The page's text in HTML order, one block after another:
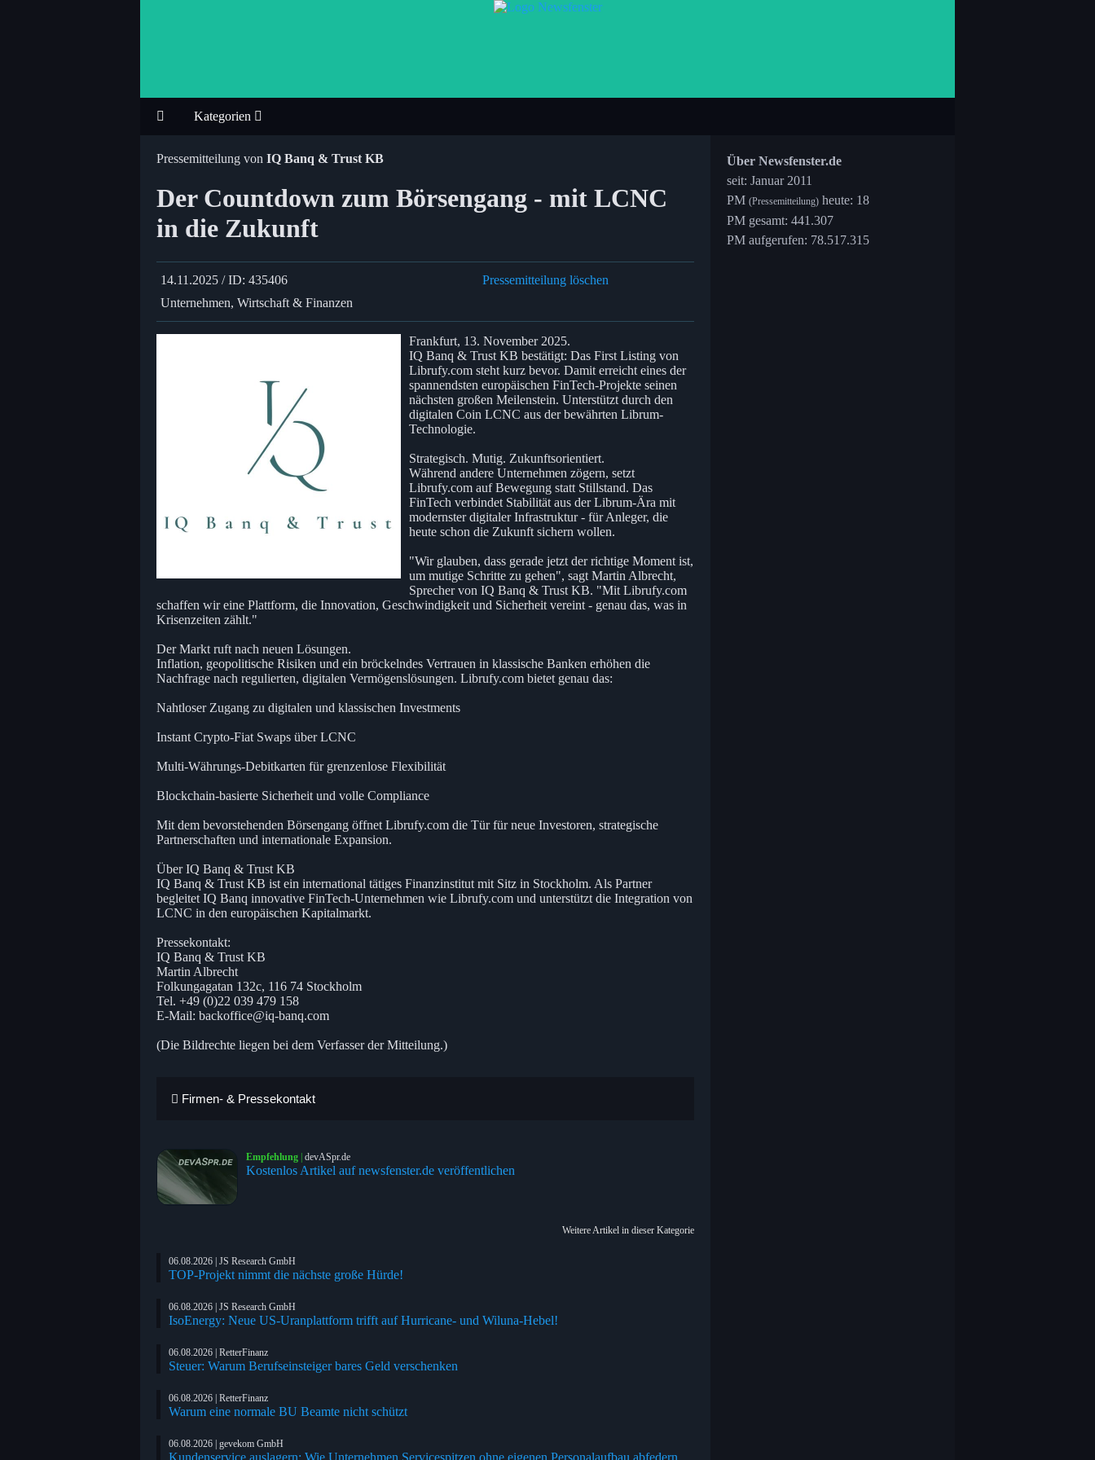
Kategorien
Pressemitteilung von IQ Banq & Trust KB
Der Countdown zum Börsengang - mit LCNC
in die Zukunft
14.11.2025 / ID: 435406
Pressemitteilung löschen
Unternehmen, Wirtschaft & Finanzen
Frankfurt, 13. November 2025.
IQ Banq & Trust KB bestätigt: Das First Listing von
Librufy.com steht kurz bevor. Damit erreicht eines der
spannendsten europäischen FinTech-Projekte seinen
nächsten großen Meilenstein. Unterstützt durch den
digitalen Coin LCNC aus der bewährten Librum-
Technologie.
Strategisch. Mutig. Zukunftsorientiert.
Während andere Unternehmen zögern, setzt
Librufy.com auf Bewegung statt Stillstand. Das
FinTech verbindet Stabilität aus der Librum-Ära mit
modernster digitaler Infrastruktur - für Anleger, die
heute schon die Zukunft sichern wollen.
"Wir glauben, dass gerade jetzt der richtige Moment ist,
um mutige Schritte zu gehen", sagt Martin Albrecht,
Sprecher von IQ Banq & Trust KB. "Mit Librufy.com
schaffen wir eine Plattform, die Innovation, Geschwindigkeit und Sicherheit vereint - genau das, was in
Krisenzeiten zählt."
Der Markt ruft nach neuen Lösungen.
Inflation, geopolitische Risiken und ein bröckelndes Vertrauen in klassische Banken erhöhen die
Nachfrage nach regulierten, digitalen Vermögenslösungen. Librufy.com bietet genau das:
Nahtloser Zugang zu digitalen und klassischen Investments
Instant Crypto-Fiat Swaps über LCNC
Multi-Währungs-Debitkarten für grenzenlose Flexibilität
Blockchain-basierte Sicherheit und volle Compliance
Mit dem bevorstehenden Börsengang öffnet Librufy.com die Tür für neue Investoren, strategische
Partnerschaften und internationale Expansion.
Über IQ Banq & Trust KB
IQ Banq & Trust KB ist ein international tätiges Finanzinstitut mit Sitz in Stockholm. Als Partner
begleitet IQ Banq innovative FinTech-Unternehmen wie Librufy.com und unterstützt die Integration von
LCNC in den europäischen Kapitalmarkt.
Pressekontakt:
IQ Banq & Trust KB
Martin Albrecht
Folkungagatan 132c, 116 74 Stockholm
Tel. +49 (0)22 039 479 158
E-Mail: backoffice@iq-banq.com
(Die Bildrechte liegen bei dem Verfasser der Mitteilung.)
Firmen- & Pressekontakt
Empfehlung | devASpr.de
Kostenlos Artikel auf newsfenster.de veröffentlichen
Weitere Artikel in dieser Kategorie
06.08.2026 | JS Research GmbH
TOP-Projekt nimmt die nächste große Hürde!
06.08.2026 | JS Research GmbH
IsoEnergy: Neue US-Uranplattform trifft auf Hurricane- und Wiluna-Hebel!
06.08.2026 | RetterFinanz
Steuer: Warum Berufseinsteiger bares Geld verschenken
06.08.2026 | RetterFinanz
Warum eine normale BU Beamte nicht schützt
06.08.2026 | gevekom GmbH
Kundenservice auslagern: Wie Unternehmen Servicespitzen ohne eigenen Personalaufbau abfedern
Über Newsfenster.de
seit: Januar 2011
PM (Pressemitteilung) heute: 18
PM gesamt: 441.307
PM aufgerufen: 78.517.315